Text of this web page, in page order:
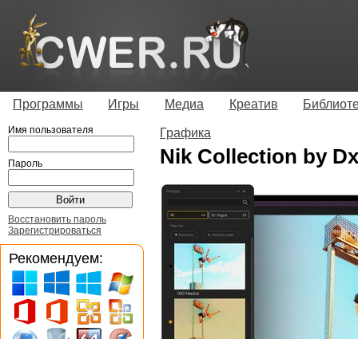
Программы Игры Медиа Креатив
Графика
Nik Collection by
Имя пользователя
Пароль
Восстановить пароль
Зарегистрироваться
Рекомендуем: